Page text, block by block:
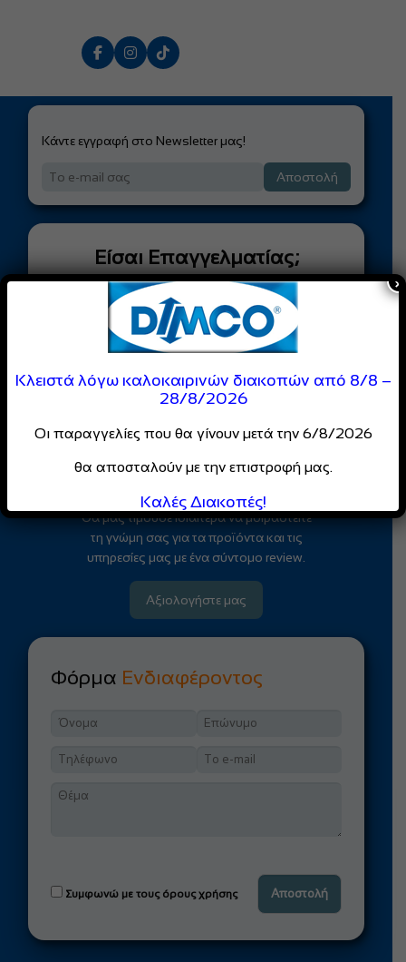
Κάντε εγγραφή στο Newsletter μας!
Αποστολή
Είσαι Επαγγελματίας;
Γίνε Μέλος της
DIMCO
Κοινότητας
αποκλειστικές προσφορές
Θα μας τιμούσε ιδιαίτερα να μοιραστείτε
τη γνώμη σας για τα προϊόντα και τις
υπηρεσίες μας με ένα σύντομο review.
Αξιολογήστε μας
Φόρμα Ενδιαφέροντος
Συμφωνώ με τους όρους χρήσης
Κλειστά λόγω καλοκαιρινών διακοπών από 8/8 –
28/8/2026
Οι παραγγελίες που θα γίνουν μετά την 6/8/2026
θα αποσταλούν με την επιστροφή μας.
Καλές Διακοπές!
×